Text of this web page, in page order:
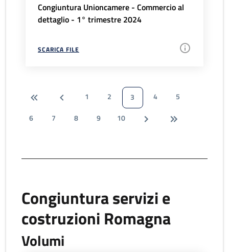
Congiuntura Unioncamere - Commercio al
dettaglio - 1° trimestre 2024
SCARICA FILE
1 2 3 4
5
6
7 8 9 10
Congiuntura servizi e
costruzioni Romagna
Volumi